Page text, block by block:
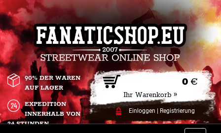
0 €
Ihr Warenkorb »
Einloggen Registrierung
90% DER WAREN
AUF LAGER
EXPEDITION
INNERHALB VON
24 STUNDEN.